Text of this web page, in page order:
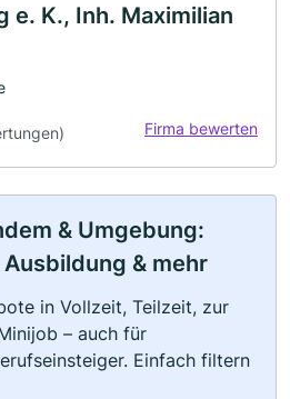
e. K., Inh. Maximilian
Firma bewerten
& Umgebung:
& mehr
in Vollzeit, Teilzeit, zur
– auch für
Einfach filtern